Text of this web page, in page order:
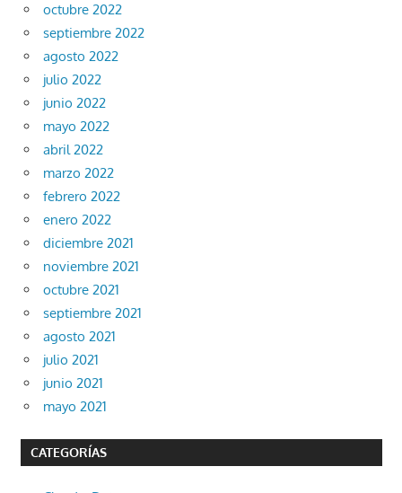
octubre 2022
septiembre 2022
agosto 2022
julio 2022
junio 2022
mayo 2022
abril 2022
marzo 2022
febrero 2022
enero 2022
diciembre 2021
noviembre 2021
octubre 2021
septiembre 2021
agosto 2021
julio 2021
junio 2021
mayo 2021
CATEGORÍAS